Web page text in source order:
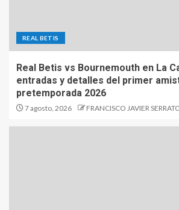
REAL BETIS
Real Betis vs Bournemouth en La
entradas y detalles del primer
pretemporada 2026
7 agosto, 2026 FRANCISCO JAVIER